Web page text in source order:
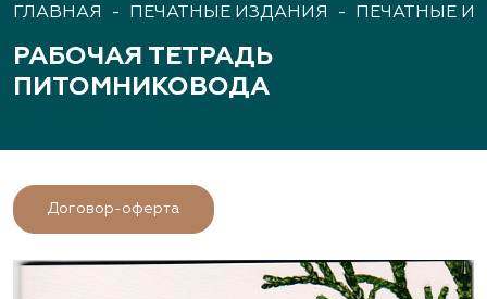
ГЛАВНАЯ - ПЕЧАТНЫЕ ИЗДАНИЯ - ПЕЧАТНЫЕ
РАБОЧАЯ ТЕТРАДЬ
ПИТОМНИКОВОДА
Договор-оферта